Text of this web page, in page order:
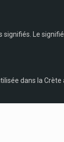
Le
dans la